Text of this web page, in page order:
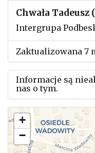
Chwała Tadeusz
Intergrupa
Zaktualizowana 7
Informacje są
nas o tym.
Użyj tego
zmianach w
+
−